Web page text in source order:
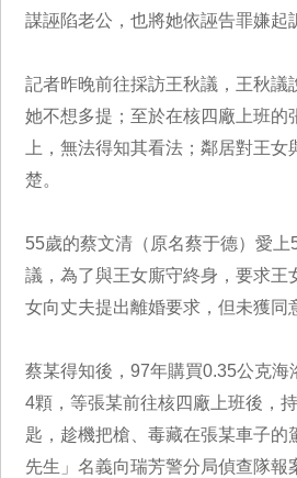
謀誣陷老公，也將她依誣告罪嫌起
記者昨晚前往採訪王秋議，王秋議
她不想多提；至於在核四廠上班的
上，無法得知其看法；鄰居對王
楚。
55歲的蔡文清（原名蔡于德）愛上
議，為了與王女廝守終身，要求王
女向丈夫提出離婚要求，但未獲同
蔡某得知後，97年購買0.35公克海
4顆，等張某前往核四廠上班後，
匙，趁機把槍、毒藏在張某車子的
先生」名義向瑞芳警分局偵查隊報